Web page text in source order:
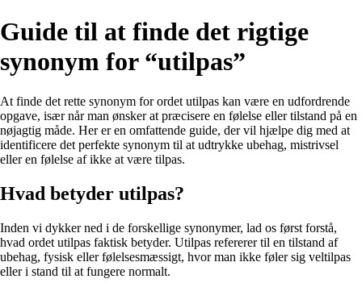
Guide til at finde det rigtige
synonym for “utilpas”
At finde det rette synonym for ordet utilpas kan være en udfordrende
opgave, især når man ønsker at præcisere en følelse eller tilstand på en
nøjagtig måde. Her er en omfattende guide, der vil hjælpe dig med at
identificere det perfekte synonym til at udtrykke ubehag, mistrivsel
eller en følelse af ikke at være tilpas.
Hvad betyder utilpas?
Inden vi dykker ned i de forskellige synonymer, lad os først forstå,
hvad ordet utilpas faktisk betyder. Utilpas refererer til en tilstand af
ubehag, fysisk eller følelsesmæssigt, hvor man ikke føler sig veltilpas
eller i stand til at fungere normalt.